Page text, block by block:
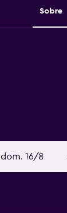
Sobre
dom. 16/8